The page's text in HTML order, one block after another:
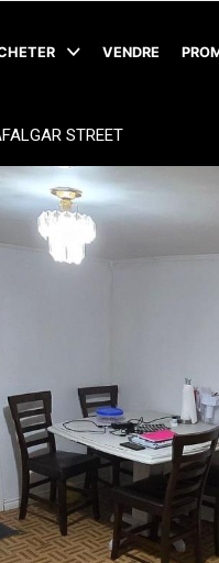
VENDRE
STREET